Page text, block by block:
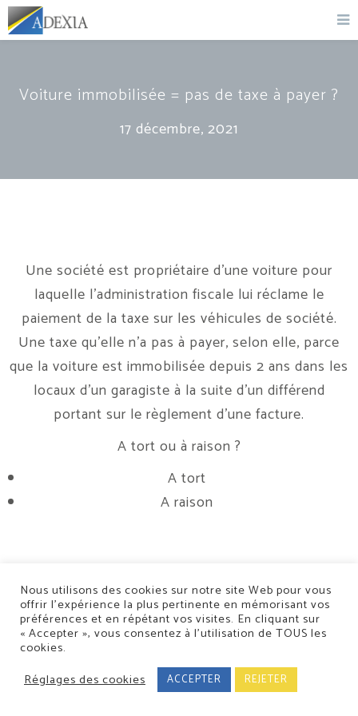
Voiture immobilisée = pas de taxe à payer ?
17 décembre, 2021
Une société est propriétaire d’une voiture pour
laquelle l’administration fiscale lui réclame le
paiement de la taxe sur les véhicules de société.
Une taxe qu’elle n’a pas à payer, selon elle, parce
que la voiture est immobilisée depuis 2 ans dans les
locaux d’un garagiste à la suite d’un différend
portant sur le règlement d’une facture.
A tort ou à raison ?
A tort
A raison
Conception/Réalisation : Classe 7
5 Rue de la Moder 67500 Haguenau
03 88 06 10 50-Mentions légales
Nous utilisons des cookies sur notre site Web pour vous
offrir l’expérience la plus pertinente en mémorisant vos
préférences et en répétant vos visites. En cliquant sur
« Accepter », vous consentez à l’utilisation de TOUS les
cookies.
Réglages des cookies
ACCEPTER REJETER